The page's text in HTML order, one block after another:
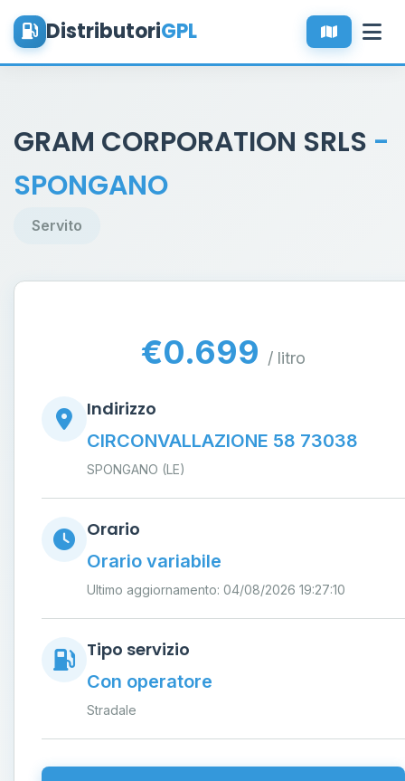
DistributoriGPL
GRAM CORPORATION SRLS -
SPONGANO
Servito
€0.699 / litro
Indirizzo
CIRCONVALLAZIONE 58 73038
SPONGANO (LE)
Orario
Orario variabile
Ultimo aggiornamento: 04/08/2026 19:27:10
Tipo servizio
Con operatore
Stradale